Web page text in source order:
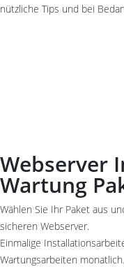
nützliche Tips und bei
Webserver
Wartung
Wählen Sie Ihr Paket aus
sicheren Webserver.
Einmalige
Wartungsarbeiten monatlich.